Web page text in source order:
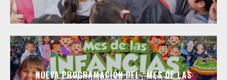
NUEVA PROGRAMACIÓN DEL “MES DE LAS